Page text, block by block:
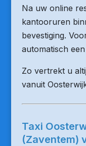
Na uw online
kantooruren
bevestiging.
automatisch
Zo vertrekt u
vanuit
Taxi
(Zaventem)